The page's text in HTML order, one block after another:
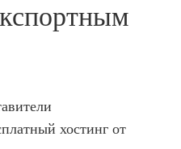
хостинг от